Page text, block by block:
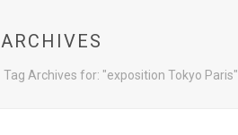
ARCHIVES
Tag Archives for: "exposition Tokyo Paris"